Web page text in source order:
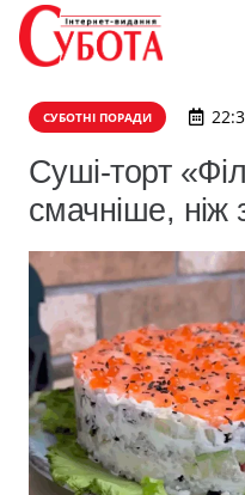
СУБОТНІ ПОРАДИ
Суші-торт
смачніше, ніж